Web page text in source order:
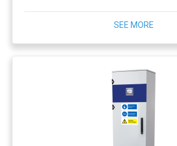
SEE MORE